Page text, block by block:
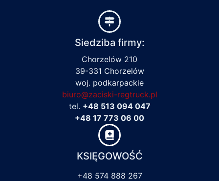
Siedziba firmy:
Chorzelów 210
39-331 Chorzelów
woj. podkarpackie
biuro@zaciski-regtruck.pl
tel. +48 513 094 047
+48 17 773 06 00
KSIĘGOWOŚĆ
+48 574 888 267